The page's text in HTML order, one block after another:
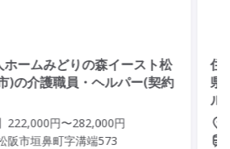
ームみどりの森イースト松
)の介護職員・ヘルパー(契約
222,000円〜282,000円
阪市垣鼻町字溝端573
住
県
ル